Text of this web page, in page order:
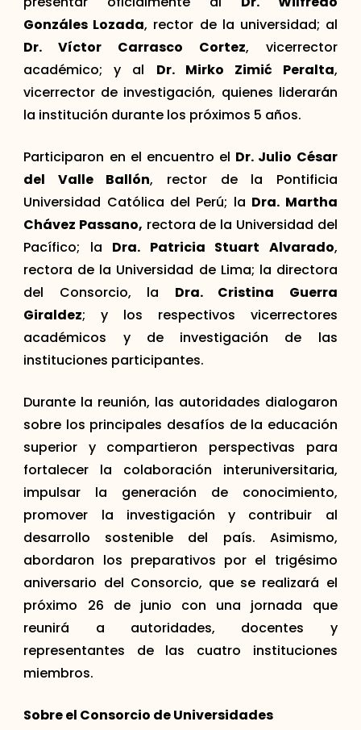
Gonzáles Lozada, rector de la universidad; al
Dr. Víctor Carrasco Cortez, vicerrector
académico; y al Dr. Mirko Zimić Peralta,
vicerrector de investigación, quienes liderarán
la institución durante los próximos 5 años.
Participaron en el encuentro el Dr. Julio César
del Valle Ballón, rector de la Pontificia
Universidad Católica del Perú; la Dra. Martha
Chávez Passano, rectora de la Universidad del
Pacífico; la Dra. Patricia Stuart Alvarado,
rectora de la Universidad de Lima; la directora
del Consorcio, la Dra. Cristina Guerra
Giraldez; y los respectivos vicerrectores
académicos y de investigación de las
instituciones participantes.
Durante la reunión, las autoridades dialogaron
sobre los principales desafíos de la educación
superior y compartieron perspectivas para
fortalecer la colaboración interuniversitaria,
impulsar la generación de conocimiento,
promover la investigación y contribuir al
desarrollo sostenible del país. Asimismo,
abordaron los preparativos por el trigésimo
aniversario del Consorcio, que se realizará el
próximo 26 de junio con una jornada que
reunirá a autoridades, docentes y
representantes de las cuatro instituciones
miembros.
Sobre el Consorcio de Universidades